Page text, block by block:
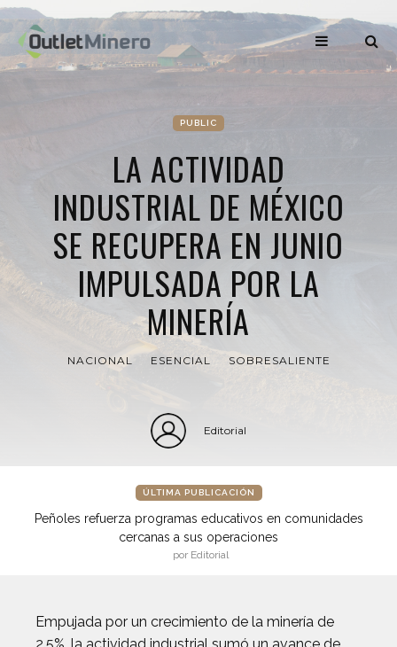
PUBLIC
LA ACTIVIDAD
INDUSTRIAL DE MÉXICO
SE RECUPERA EN JUNIO
IMPULSADA POR LA
MINERÍA
NACIONAL ESENCIAL SOBRESALIENTE
Editorial
ÚLTIMA PUBLICACIÓN
Peñoles refuerza programas educativos en comunidades
cercanas a sus operaciones
por Editorial
Empujada por un crecimiento de la minería de